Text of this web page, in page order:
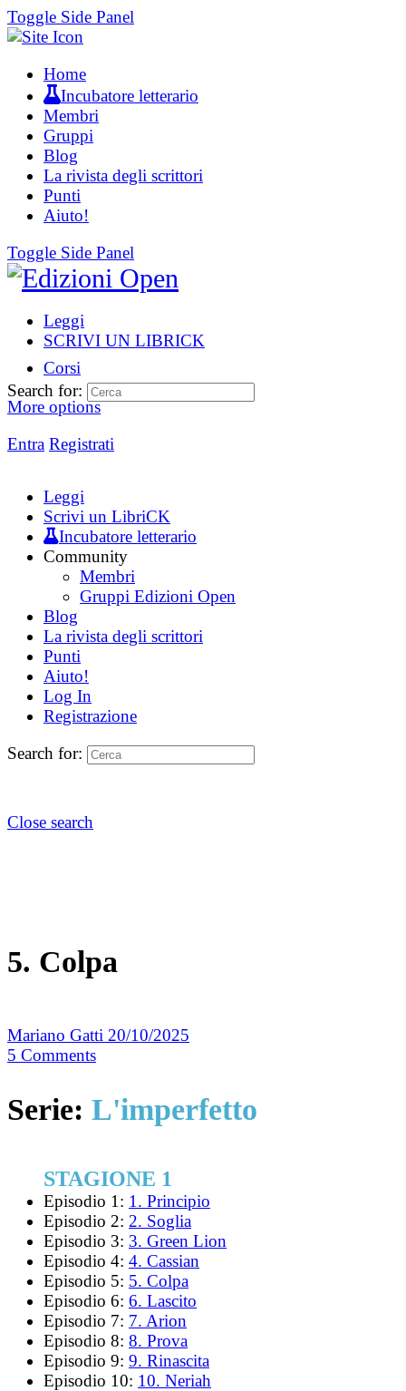
Toggle Side Panel
Home
Incubatore letterario
Membri
Gruppi
Blog
La rivista degli scrittori
Punti
Aiuto!
Toggle Side Panel
Leggi
SCRIVI UN LIBRICK
Corsi
More options
Entra Registrati
Search for:
Leggi
Scrivi un LibriCK
Incubatore letterario
Community
Membri
Gruppi Edizioni Open
Blog
La rivista degli scrittori
Punti
Aiuto!
Log In
Registrazione
Search for:
Close search
5. Colpa
Mariano Gatti 20/10/2025
5 Comments
Serie: L'imperfetto
STAGIONE 1
Episodio 1: 1. Principio
Episodio 2: 2. Soglia
Episodio 3: 3. Green Lion
Episodio 4: 4. Cassian
Episodio 5: 5. Colpa
Episodio 6: 6. Lascito
Episodio 7: 7. Arion
Episodio 8: 8. Prova
Episodio 9: 9. Rinascita
Episodio 10: 10. Neriah